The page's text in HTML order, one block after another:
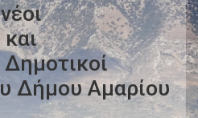
Δήμου Αμαρίου